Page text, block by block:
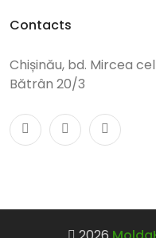
Contacts
Chișinău, bd. Mircea cel
Bătrân 20/3